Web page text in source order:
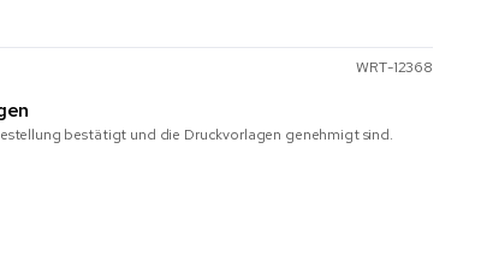
WRT-12368
bestätigt und die Druckvorlagen genehmigt sind.